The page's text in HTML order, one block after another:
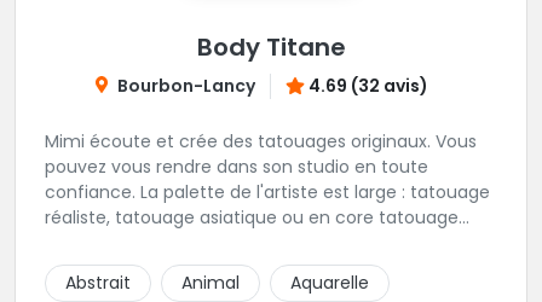
Body Titane
Bourbon-Lancy 4.69 (32 avis)
Mimi écoute et crée des tatouages originaux. Vous
pouvez vous rendre dans son studio en toute
confiance. La palette de l'artiste est large : tatouage
réaliste, tatouage asiatique ou en core tatouage
construire un projet qui vous ressemble.
Abstrait Animal
Aquarelle